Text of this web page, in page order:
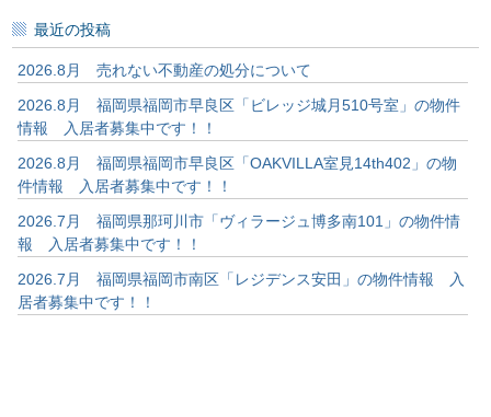
最近の投稿
2026.8月 売れない不動産の処分について
2026.8月 福岡県福岡市早良区「ビレッジ城月510号室」の物件
情報 入居者募集中です！！
2026.8月 福岡県福岡市早良区「OAKVILLA室見14th402」の物
件情報 入居者募集中です！！
2026.7月 福岡県那珂川市「ヴィラージュ博多南101」の物件情
報 入居者募集中です！！
2026.7月 福岡県福岡市南区「レジデンス安田」の物件情報 入
居者募集中です！！